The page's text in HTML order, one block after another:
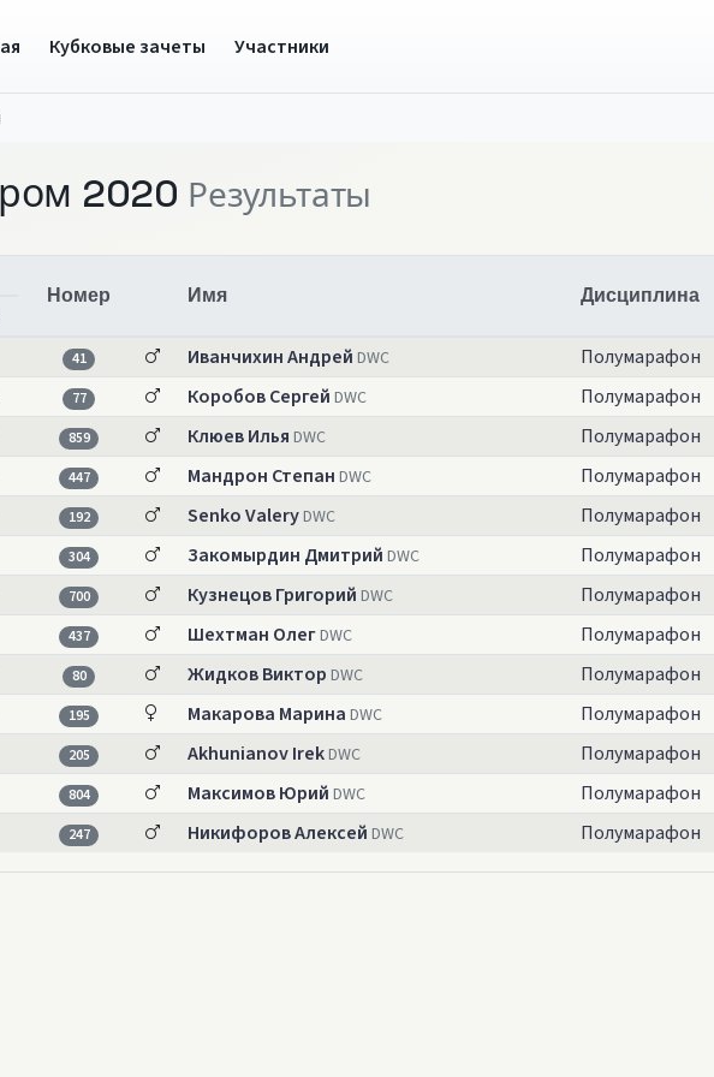
Кубковые зачеты Участники
2020 Результаты
Номер
Имя Дисциплина
41 Иванчихин Андрей DWC Полумарафон
77 Коробов Сергей DWC Полумарафон
859 Клюев Илья DWC Полумарафон
447 Мандрон Степан DWC Полумарафон
192 Senko ValeryDWC Полумарафон
304 Закомырдин Дмитрий DWC Полумарафон
700 Кузнецов Григорий DWC Полумарафон
437 Шехтман ОлегDWC Полумарафон
80 Жидков Виктор DWC Полумарафон
195 Макарова Марина DWC Полумарафон
205
Akhunianov IrekDWC Полумарафон
804 Максимов Юрий DWC Полумарафон
247 Никифоров Алексей DWC Полумарафон